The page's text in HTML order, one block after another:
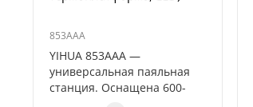
853AAA
YIHUA 853AAA —
универсальная паяльная
станция. Оснащена 600-